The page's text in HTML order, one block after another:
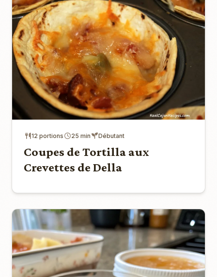
12 portions 25 min Débutant
Coupes de Tortilla aux
Crevettes de Della